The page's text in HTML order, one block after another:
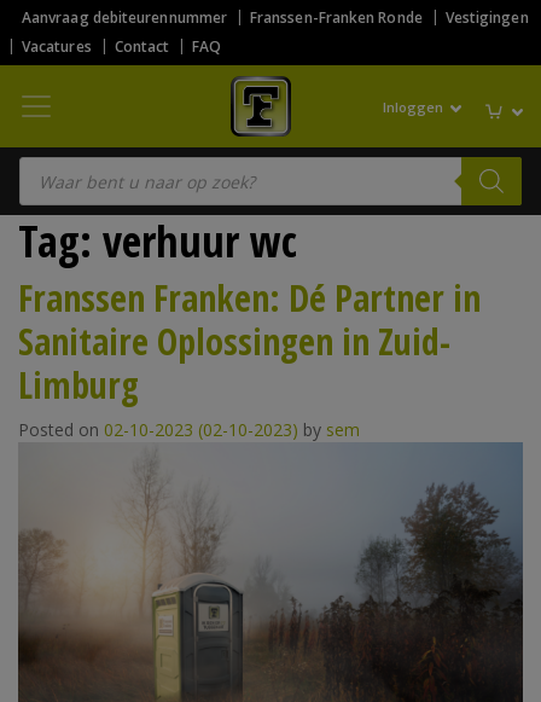
Aanvraag debiteurennummer Franssen-Franken Ronde
Vestigingen
Vacatures
Contact FAQ
Inloggen
Producten zoeken
Tag: verhuur wc
Franssen Franken: Dé Partner in
Sanitaire Oplossingen in Zuid-
Limburg
Posted on 02-10-2023 (02-10-2023) by sem